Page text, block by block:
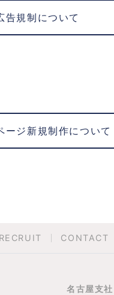
告規制について
ージ新規制作について
RECRUIT CONTACT
名古屋支社